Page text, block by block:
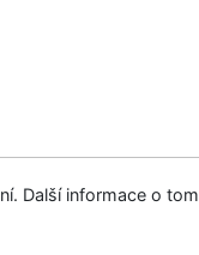
Soukromí
Další informace o tom